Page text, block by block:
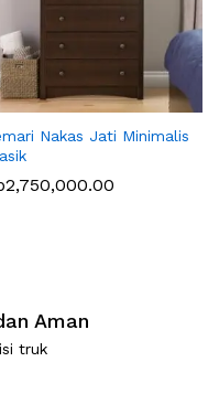
Nakas Jati Minimalis
2,750,000.00
Aman
truk